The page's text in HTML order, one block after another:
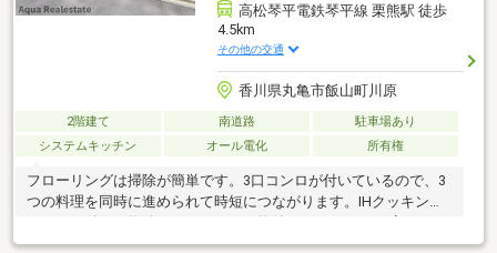
高松琴平電鉄琴平線 栗熊駅 徒歩
4.5km
その他の交通
香川県丸亀市飯山町川原
2階建て 南道路
駐車場あり
システムキッチン
オール電化 所有権
フローリングは掃除が簡単です。3口コンロが付いているので、3
つの料理を同時に進められて時短につながります。IHクッキング
ヒーター付きの物件です。こちらの物件は4SLDKという広々とし
た間取りが魅力的です。こちらは南向きの物件です。ぜひ一度ご